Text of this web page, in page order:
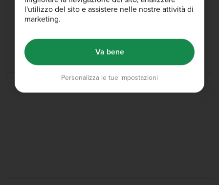
Sconto studenti
10% extra per studenti
Inizia a risparmiare
l'utilizzo del sito e assistere nelle nostre attività di
marketing.
Personalizza le tue impostazioni
Va bene